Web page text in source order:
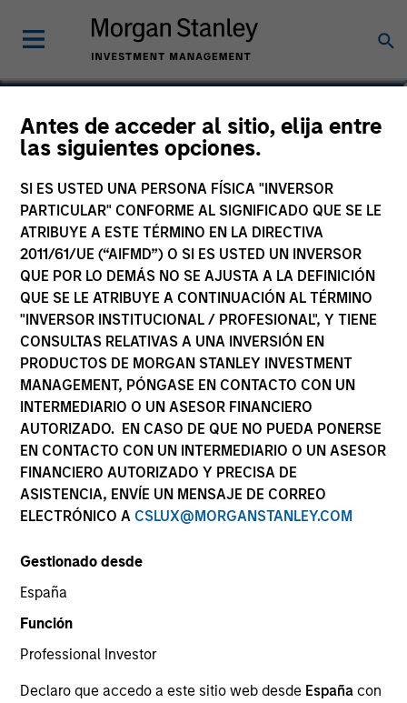
Antes de acceder al sitio, elija entre
las siguientes opciones.
SI ES USTED UNA PERSONA FÍSICA "INVERSOR
PARTICULAR" CONFORME AL SIGNIFICADO QUE SE LE
ATRIBUYE A ESTE TÉRMINO EN LA DIRECTIVA
2011/61/UE (“AIFMD”) O SI ES USTED UN INVERSOR
QUE POR LO DEMÁS NO SE AJUSTA A LA DEFINICIÓN
QUE SE LE ATRIBUYE A CONTINUACIÓN AL TÉRMINO
"INVERSOR INSTITUCIONAL / PROFESIONAL", Y TIENE
CONSULTAS RELATIVAS A UNA INVERSIÓN EN
PRODUCTOS DE MORGAN STANLEY INVESTMENT
MANAGEMENT, PÓNGASE EN CONTACTO CON UN
INTERMEDIARIO O UN ASESOR FINANCIERO
AUTORIZADO. EN CASO DE QUE NO PUEDA PONERSE
EN CONTACTO CON UN INTERMEDIARIO O UN ASESOR
FINANCIERO AUTORIZADO Y PRECISA DE
ASISTENCIA, ENVÍE UN MENSAJE DE CORREO
ELECTRÓNICO A CSLUX@MORGANSTANLEY.COM
Gestionado desde
España
Función
Professional Investor
Declaro que accedo a este sitio web desde España con
Michael Adams
Vice President
YEARS OF INDUSTRY EXPERIENCE
EQUIPO